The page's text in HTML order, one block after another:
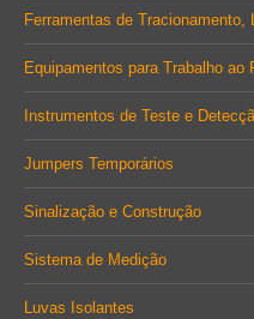
Ferramentas de Tracionamento,
Equipamentos para Trabalho ao
Instrumentos de Teste e
Jumpers Temporários
Sinalização e Construção
Sistema de Medição
Luvas Isolantes